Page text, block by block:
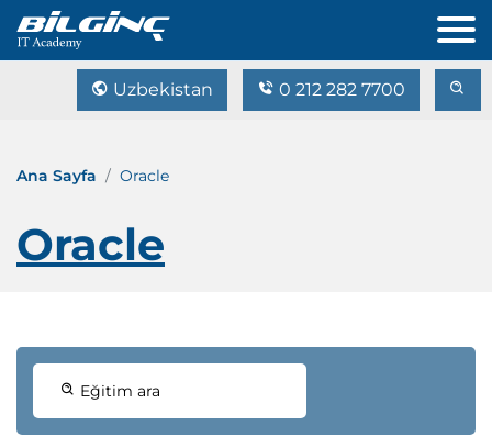
Uzbekistan 0 212 282 7700
Ana Sayfa Oracle
Oracle
Eğitim ara